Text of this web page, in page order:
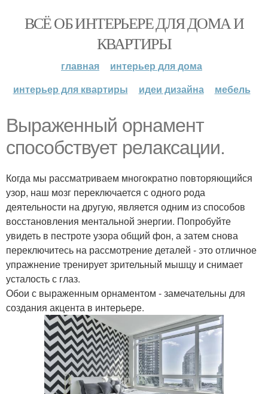
ВСЁ ОБ ИНТЕРЬЕРЕ ДЛЯ ДОМА И
КВАРТИРЫ
главная
интерьер для дома
интерьер для квартиры
идеи дизайна мебель
Выраженный орнамент
способствует релаксации.
Когда мы рассматриваем многократно повторяющийся
узор, наш мозг переключается с одного рода
деятельности на другую, является одним из способов
восстановления ментальной энергии. Попробуйте
увидеть в пестроте узора общий фон, а затем снова
переключитесь на рассмотрение деталей - это отличное
упражнение тренирует зрительный мышцу и снимает
усталость с глаз.
Обои с выраженным орнаментом - замечательны для
создания акцента в интерьере.